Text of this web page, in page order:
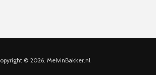
© 2026. MelvinBakker.nl